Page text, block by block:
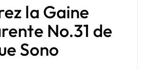
la Gaine
No.31 de
Sono